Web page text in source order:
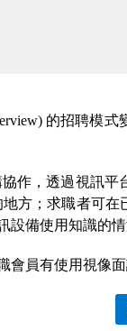
的招聘模
作，透過視訊
方；求職者可
備使用知識的情
會員有使用視像